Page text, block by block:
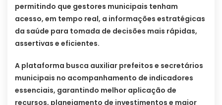
permitindo que gestores municipais tenham
acesso, em tempo real, a informações estratégicas
da saúde para tomada de decisões mais rápidas,
assertivas e eficientes.
A plataforma busca auxiliar prefeitos e secretários
municipais no acompanhamento de indicadores
essenciais, garantindo melhor aplicação de
recursos, planejamento de investimentos e maior